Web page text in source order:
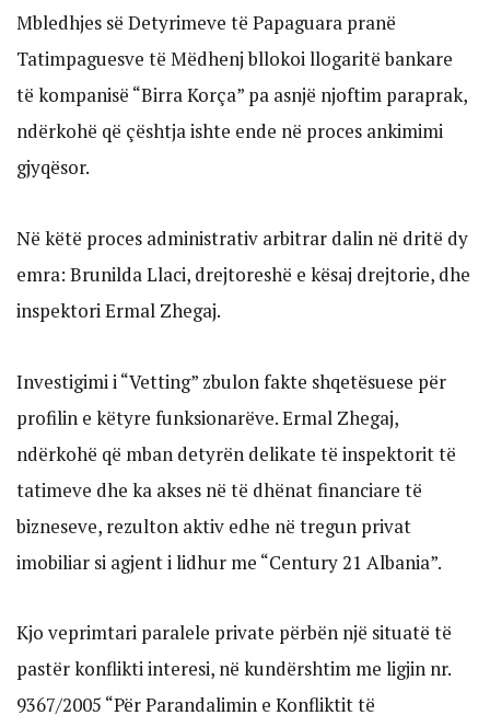
Mbledhjes së Detyrimeve të Papaguara pranë
Tatimpaguesve të Mëdhenj bllokoi llogaritë bankare
të kompanisë “Birra Korça” pa asnjë njoftim paraprak,
ndërkohë që çështja ishte ende në proces ankimimi
gjyqësor.
Në këtë proces administrativ arbitrar dalin në dritë dy
emra: Brunilda Llaci, drejtoreshë e kësaj drejtorie, dhe
inspektori Ermal Zhegaj.
Investigimi i “Vetting” zbulon fakte shqetësuese për
profilin e këtyre funksionarëve. Ermal Zhegaj,
ndërkohë që mban detyrën delikate të inspektorit të
tatimeve dhe ka akses në të dhënat financiare të
bizneseve, rezulton aktiv edhe në tregun privat
imobiliar si agjent i lidhur me “Century 21 Albania”.
Kjo veprimtari paralele private përbën një situatë të
pastër konflikti interesi, në kundërshtim me ligjin nr.
9367/2005 “Për Parandalimin e Konfliktit të